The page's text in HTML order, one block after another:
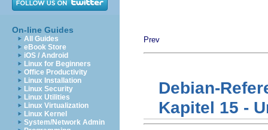
On-line Guides
All Guides
eBook Store
iOS / Android
Linux for Beginners
Office Productivity
Linux Installation
Linux Security
Linux Utilities
Linux Virtualization
Linux Kernel
System/Network Admin
Prev
Debian-
Kapitel 15 -